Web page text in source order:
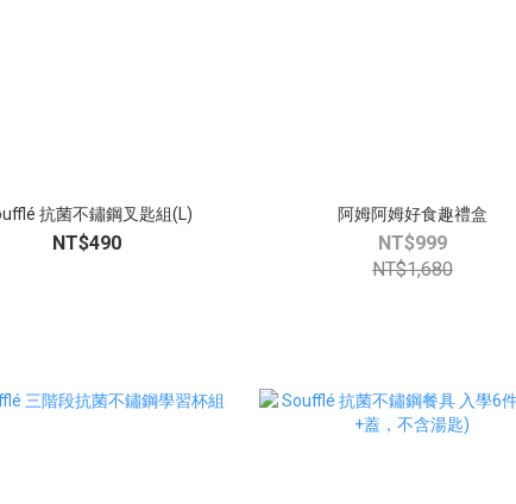
抗菌不鏽鋼叉匙組(L)
NT$490
阿姆阿姆好食趣禮盒
NT$999
NT$1,680